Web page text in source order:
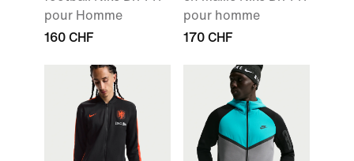
pour Homme
160 CHF
pour homme
170 CHF